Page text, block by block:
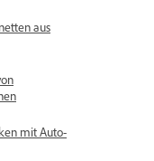
aus
mit Auto-